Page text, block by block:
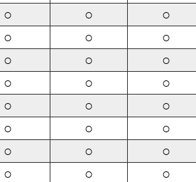
○ ○ ○
○ ○ ○
○ ○ ○
○ ○ ○
○ ○ ○
○ ○ ○
○ ○ ○
○ ○ ○